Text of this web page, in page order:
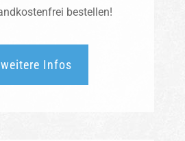
bestellen!
Infos